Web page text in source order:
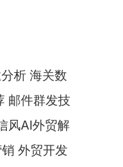
析 海关数
邮件群发技
风AI外贸解
外贸开发